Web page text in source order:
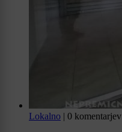
Lokalno | 0 komentarjev